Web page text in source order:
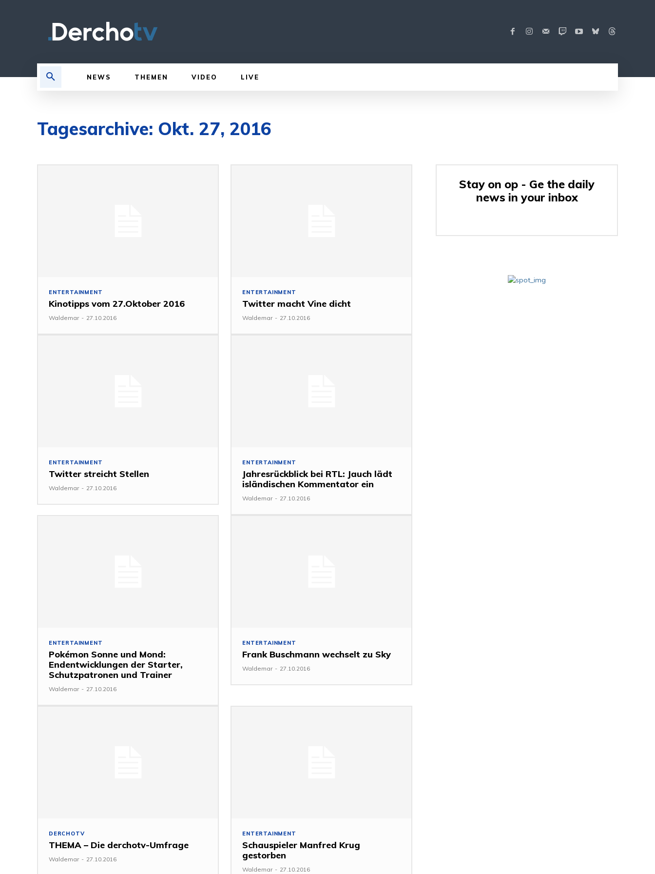
NEWS THEMEN VIDEO LIVE
Tagesarchive: Okt. 27, 2016
ENTERTAINMENT
Kinotipps vom 27.Oktober 2016
Waldemar - 27.10.2016
ENTERTAINMENT
Twitter macht Vine dicht
Waldemar - 27.10.2016
ENTERTAINMENT
Twitter streicht Stellen
Waldemar - 27.10.2016
ENTERTAINMENT
Jahresrückblick bei RTL: Jauch lädt
isländischen Kommentator ein
Waldemar - 27.10.2016
ENTERTAINMENT
Pokémon Sonne und Mond:
Endentwicklungen der Starter,
Schutzpatronen und Trainer
Waldemar - 27.10.2016
ENTERTAINMENT
Frank Buschmann wechselt zu Sky
Waldemar - 27.10.2016
DERCHOTV
THEMA – Die derchotv-Umfrage
Waldemar - 27.10.2016
ENTERTAINMENT
Schauspieler Manfred Krug
gestorben
Waldemar - 27.10.2016
Stay on op - Ge the daily
news in your inbox